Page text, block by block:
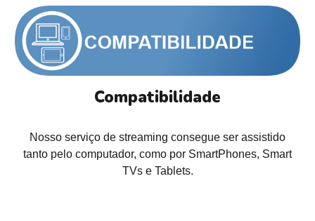
Compatibilidade
Nosso serviço de streaming consegue ser assistido
tanto pelo computador, como por SmartPhones, Smart
TVs e Tablets.